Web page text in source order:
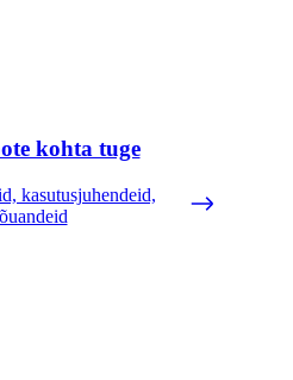
kohta tuge
kasutusjuhendeid,
ja need vastavad Bazaarvoice’i